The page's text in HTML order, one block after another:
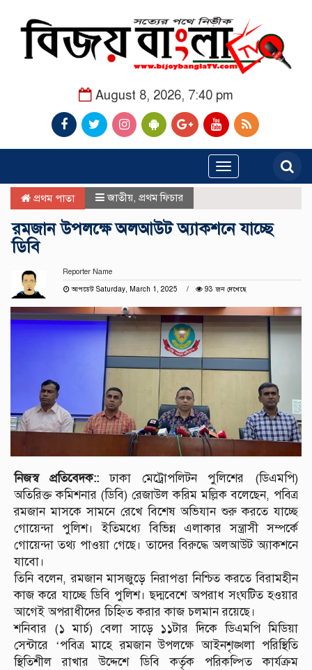
August 8, 2026, 7:40 pm
Toggle
navigation
প্রথম পাতা জাতীয় প্রথম ফিচার
রমজান উপলক্ষে অলআউট অ্যাকশনে যাচ্ছে
ডিবি
Reporter Name
আপডেট Saturday, March 1, 2025
93 জন দেখেছে
নিজস্ব প্রতিবেদক::ঢাকা মেট্রোপলিটন পুলিশের (ডিএমপি)
অতিরিক্ত কমিশনার (ডিবি) রেজাউল করিম মল্লিক বলেছেন, পবিত্র
রমজান মাসকে সামনে রেখে বিশেষ অভিযান শুরু করতে যাচ্ছে
গোয়েন্দা পুলিশ। ইতিমধ্যে বিভিন্ন এলাকার সন্ত্রাসী সম্পর্কে
গোয়েন্দা তথ্য পাওয়া গেছে। তাদের বিরুদ্ধে অলআউট অ্যাকশনে
যাবো।
তিনি বলেন, রমজান মাসজুড়ে নিরাপত্তা নিশ্চিত করতে বিরামহীন
কাজ করে যাচ্ছে ডিবি পুলিশ। ছদ্মবেশে অপরাধ সংঘটিত হওয়ার
আগেই অপরাধীদের চিহ্নিত করার কাজ চলমান রয়েছে।
শনিবার (১ মার্চ) বেলা সাড়ে ১১টার দিকে ডিএমপি মিডিয়া
সেন্টারে ‘পবিত্র মাহে রমজান উপলক্ষে আইনশৃঙ্খলা পরিস্থিতি
স্থিতিশীল রাখার উদ্দেশে ডিবি কর্তৃক পরিকল্পিত কার্যক্রম